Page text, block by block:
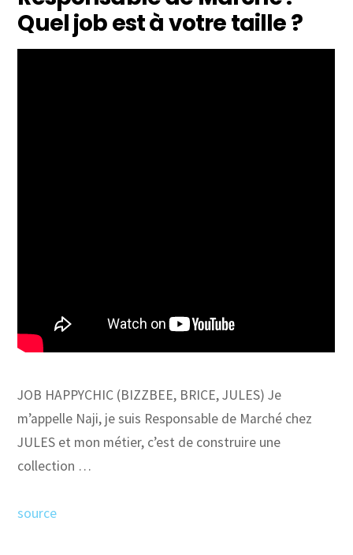
Quel job est à votre taille ?
JOB HAPPYCHIC (BIZZBEE, BRICE, JULES) Je
m’appelle Naji, je suis Responsable de Marché chez
JULES et mon métier, c’est de construire une
collection …
source